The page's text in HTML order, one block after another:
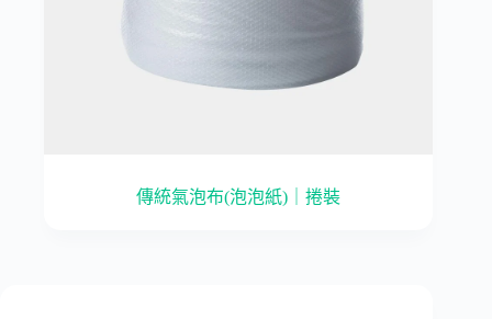
傳統氣泡布(泡泡紙)｜捲裝